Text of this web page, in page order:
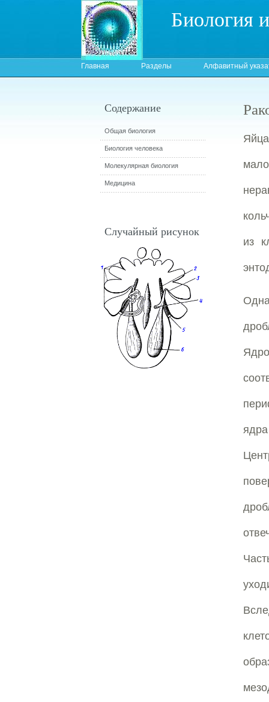
Биология
Главная Разделы Алфавитный
из
Содержание
Общая биология
Биология человека
Молекулярная биология
Медицина
Случайный рисунок